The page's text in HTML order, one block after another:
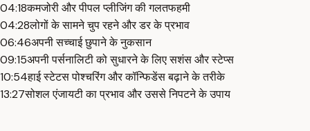
04:18कमजोरी और पीपल प्लीजिंग की गलतफहमी
04:28लोगों के सामने चुप रहने और डर के प्रभाव
06:46अपनी सच्चाई छुपाने के नुकसान
09:15अपनी पर्सनालिटी को सुधारने के लिए सशंस और स्टेप्स
10:54हाई स्टेटस पोश्चरिंग और कॉन्फिडेंस बढ़ाने के तरीके
13:27सोशल एंजायटी का प्रभाव और उससे निपटने के उपाय